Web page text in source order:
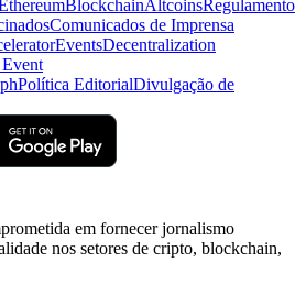
BlockchainAltcoinsRegulamento
Comunicados de Imprensa
EventsDecentralization
Política EditorialDivulgação de
em fornecer jornalismo
nos setores de cripto, blockchain,